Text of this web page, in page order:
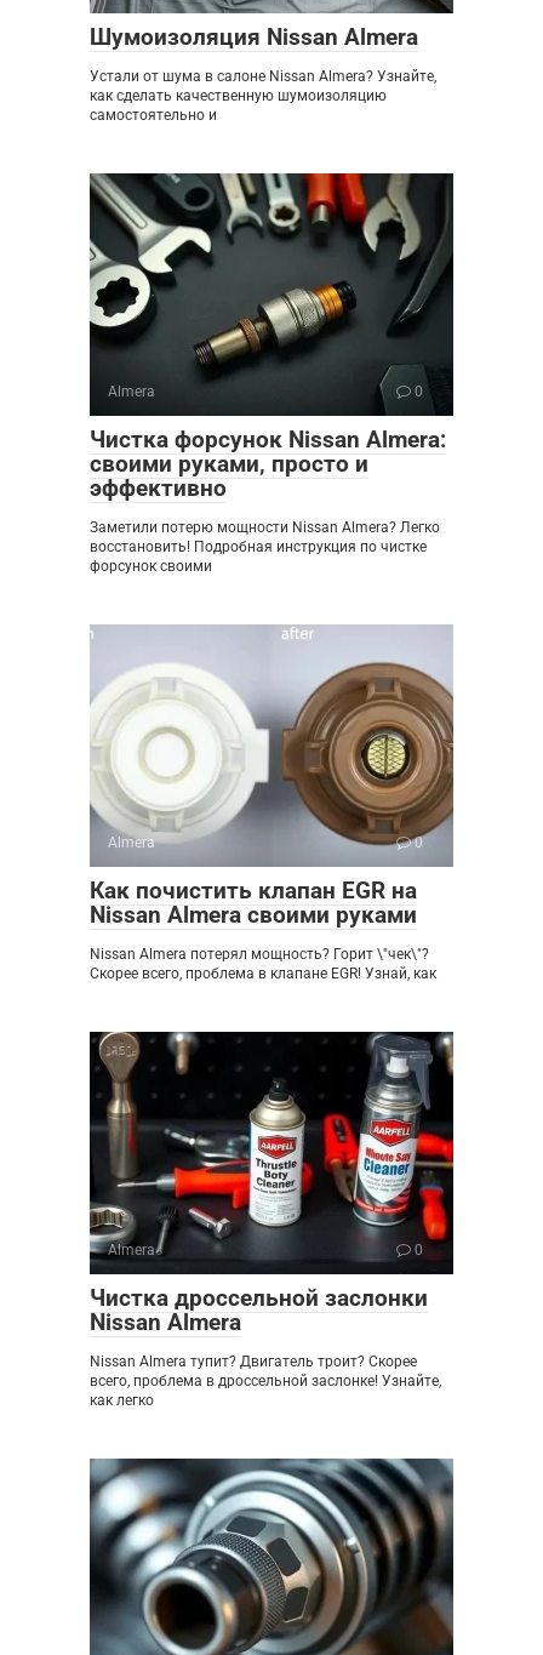
Шумоизоляция Nissan Almera
Устали от шума в салоне Nissan Almera? Узнайте,
как сделать качественную шумоизоляцию
самостоятельно и
Almera 0
Чистка форсунок Nissan Almera:
своими руками‚ просто и
эффективно
Заметили потерю мощности Nissan Almera? Легко
восстановить! Подробная инструкция по чистке
форсунок своими
Almera 0
Как почистить клапан EGR на
Nissan Almera своими руками
Nissan Almera потерял мощность? Горит \"чек\"?
Скорее всего, проблема в клапане EGR! Узнай, как
Almera 0
Чистка дроссельной заслонки
Nissan Almera
Nissan Almera тупит? Двигатель троит? Скорее
всего, проблема в дроссельной заслонке! Узнайте,
как легко